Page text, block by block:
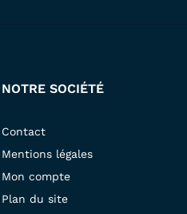
NOTRE SOCIÉTÉ
Contact
Mentions légales
Mon compte
Plan du site